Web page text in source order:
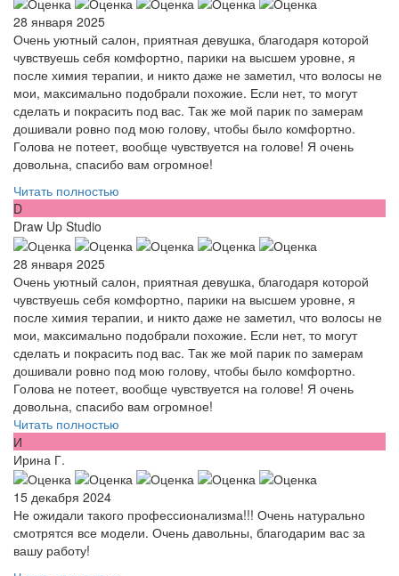
28 января 2025
Очень уютный салон, приятная девушка, благодаря которой
чувствуешь себя комфортно, парики на высшем уровне, я
после химия терапии, и никто даже не заметил, что волосы не
мои, максимально подобрали похожие. Если нет, то могут
сделать и покрасить под вас. Так же мой парик по замерам
дошивали ровно под мою голову, чтобы было комфортно.
Голова не потеет, вообще чувствуется на голове! Я очень
довольна, спасибо вам огромное!
Читать полностью
D
Draw Up Studio
28 января 2025
Очень уютный салон, приятная девушка, благодаря которой
чувствуешь себя комфортно, парики на высшем уровне, я
после химия терапии, и никто даже не заметил, что волосы не
мои, максимально подобрали похожие. Если нет, то могут
сделать и покрасить под вас. Так же мой парик по замерам
дошивали ровно под мою голову, чтобы было комфортно.
Голова не потеет, вообще чувствуется на голове! Я очень
довольна, спасибо вам огромное!
Читать полностью
И
Ирина Г.
15 декабря 2024
Не ожидали такого профессионализма!!! Очень натурально
смотрятся все модели. Очень давольны, благодарим вас за
вашу работу!